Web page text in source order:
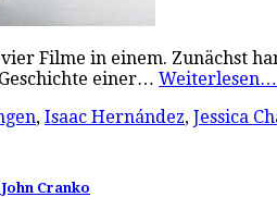
Filme in einem. Zunächst
einer… Weiterlesen…
, Isaac Hernández, Jessica
Cranko